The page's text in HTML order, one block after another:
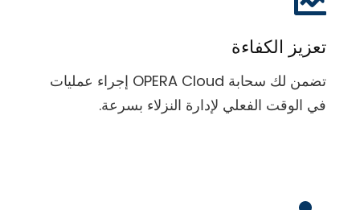
تعزيز الكفاءة
تضمن لك سحابة OPERA Cloud إجراء عمليات
في الوقت الفعلي لإدارة النزلاء بسرعة.